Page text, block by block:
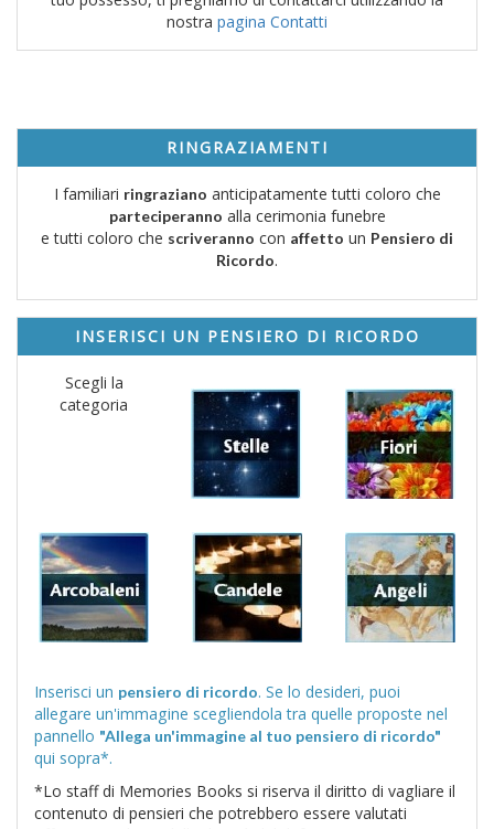
nostra pagina Contatti
RINGRAZIAMENTI
I familiari ringraziano anticipatamente tutti coloro che
parteciperanno alla cerimonia funebre
e tutti coloro che scriveranno con affetto un Pensiero di
Ricordo.
INSERISCI UN PENSIERO DI RICORDO
Scegli la
categoria
Inserisci un pensiero di ricordo. Se lo desideri, puoi
allegare un'immagine scegliendola tra quelle proposte nel
pannello "Allega un'immagine al tuo pensiero di ricordo"
qui sopra*.
*Lo staff di Memories Books si riserva il diritto di vagliare il
contenuto di pensieri che potrebbero essere valutati